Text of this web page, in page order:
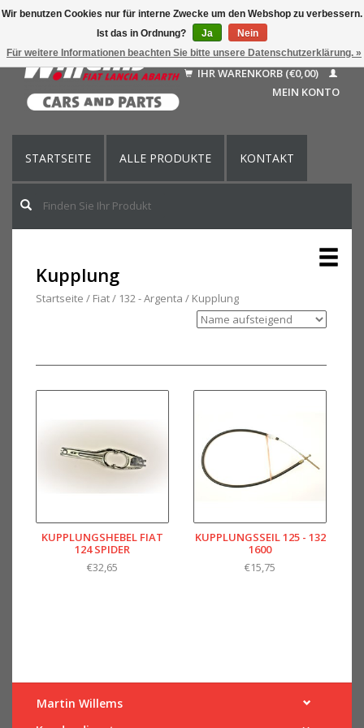
Nederlands
Français
English (US)
IHR WARENKORB (€0,00)
MEIN KONTO
STARTSEITE ALLE PRODUKTE KONTAKT
Kupplung
Startseite / Fiat/ 132 - Argenta / Kupplung
KUPPLUNGSHEBEL FIAT
124 SPIDER
€32,65
KUPPLUNGSSEIL 125 - 132
1600
€15,75
Martin Willems
Wir benutzen Cookies nur für interne Zwecke um den Webshop zu verbessern.
Ist das in Ordnung?
Ja
Nein
Für weitere Informationen beachten Sie bitte unsere Datenschutzerklärung. »